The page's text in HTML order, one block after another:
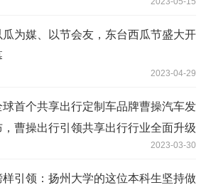
瓜为媒、以节会友，东台西瓜节盛大开
2023-04-29
球首个共享出行定制车品牌曹操汽车发
，曹操出行引领共享出行行业全面升级
2023-03-30
样引领：扬州大学的这位本科生坚持做